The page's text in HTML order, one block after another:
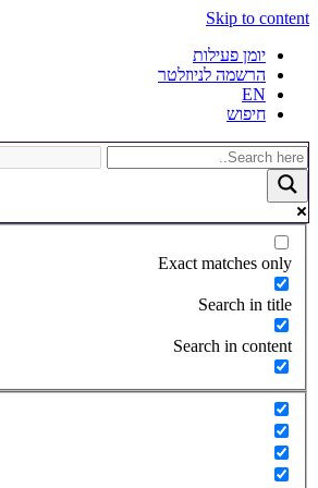
Skip to content
יומן פעילות
הרשמה לניוזלטר
EN
חיפוש
Exact matches only
Search in title
Search in content